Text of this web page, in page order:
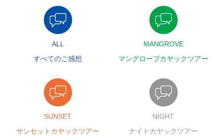
ALL
すべてのご感想
MANGROVE
マングローブカヤックツアー
SUNSET
サンセットカヤックツアー
NIGHT
ナイトカヤックツアー